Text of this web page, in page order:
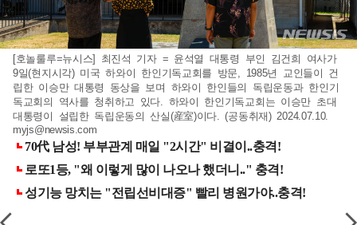
[호놀룰루=뉴시스] 최진석 기자 = 윤석열 대통령 부인 김건희 여사가
9일(현지시각) 미국 하와이 한인기독교회를 방문, 1985년 교인들이 건
립한 이승만 대통령 동상을 보며 하와이 한인들의 독립운동과 한인기
독교회의 역사를 청취하고 있다. 하와이 한인기독교회는 이승만 초대
대통령이 설립한 독립운동의 산실(産室)이다. (공동취재) 2024.07.10.
myjs@newsis.com